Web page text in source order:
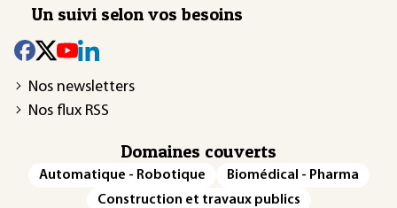
Un suivi selon vos besoins
Nos newsletters
Nos flux RSS
Domaines couverts
Automatique - Robotique
Biomédical - Pharma
Construction et travaux publics